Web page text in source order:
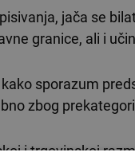
jača se
granice, ali i
sporazum
zbog
i trgovinskoj